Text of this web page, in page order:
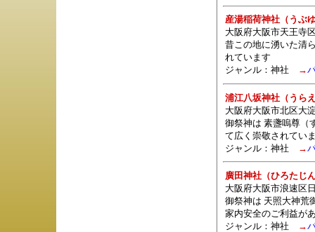
産湯稲荷神社（うぶ
大阪府大阪市天王寺
昔この地に湧いた清
れています
ジャンル： 神社 →
浦江八坂神社（うら
大阪府大阪市北区大
御祭神は 素盞嗚尊（
て広く崇敬されてい
ジャンル： 神社 →
廣田神社（ひろたじ
大阪府大阪市浪速区
御祭神は 天照大神荒
家内安全のご利益が
ジャンル： 神社 →